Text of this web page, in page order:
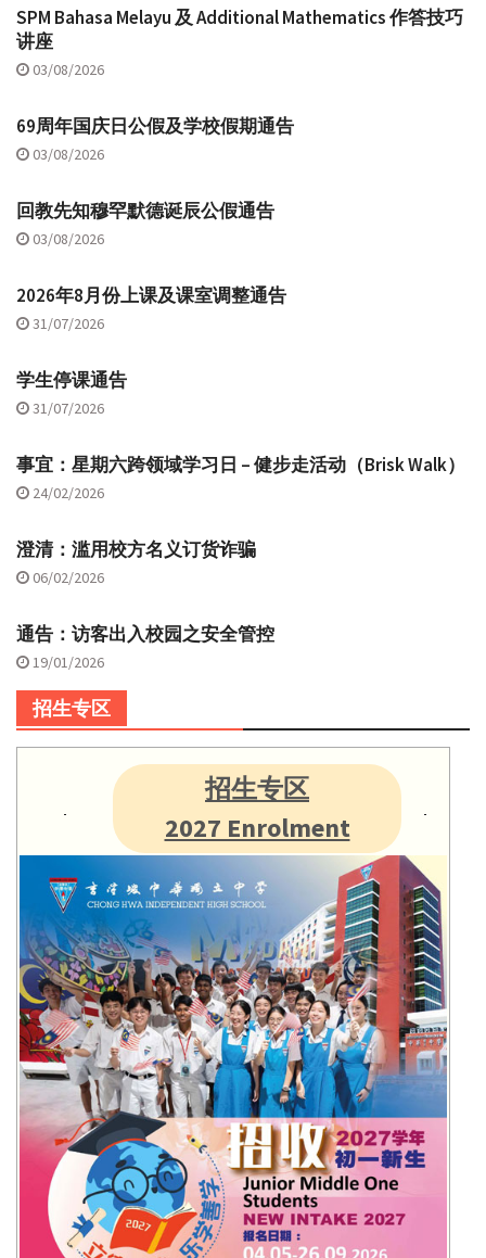
SPM Bahasa Melayu 及 Additional Mathematics 作答技巧
讲座
03/08/2026
69周年国庆日公假及学校假期通告
03/08/2026
回教先知穆罕默德诞辰公假通告
03/08/2026
2026年8月份上课及课室调整通告
31/07/2026
学生停课通告
31/07/2026
事宜：星期六跨领域学习日 – 健步走活动（Brisk Walk）
24/02/2026
澄清：滥用校方名义订货诈骗
06/02/2026
通告：访客出入校园之安全管控
19/01/2026
招生专区
招生专区
2027 Enrolment